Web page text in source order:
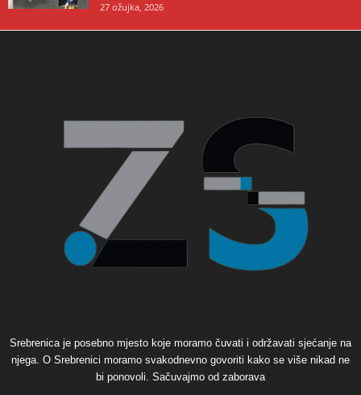
27 ožujka, 2026
Srebrenica je posebno mjesto koje moramo čuvati i održavati sjećanje na
njega. O Srebrenici moramo svakodnevno govoriti kako se više nikad ne
bi ponovoli. Sačuvajmo od zaborava